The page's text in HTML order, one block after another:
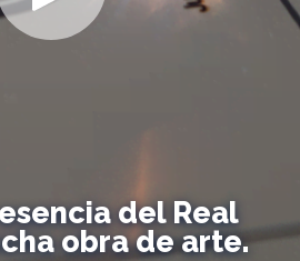
del Real
obra de arte.